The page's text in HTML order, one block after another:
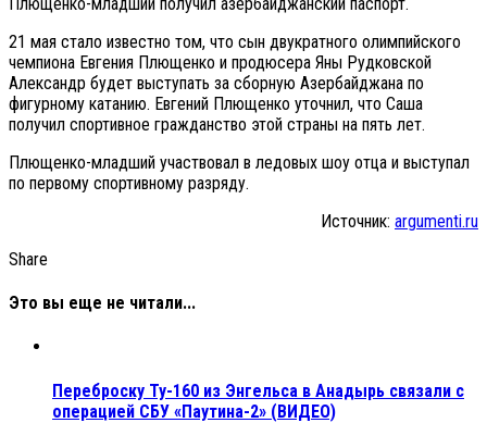
21 мая стало известно том, что сын двукратного олимпийского
чемпиона Евгения Плющенко и продюсера Яны Рудковской
Александр будет выступать за сборную Азербайджана по
фигурному катанию. Евгений Плющенко уточнил, что Саша
получил спортивное гражданство этой страны на пять лет.
Плющенко-младший участвовал в ледовых шоу отца и выступал
по первому спортивному разряду.
Источник: argumenti.ru
Share
Это вы еще не читали...
Переброску Ту-160 из Энгельса в Анадырь связали с
операцией СБУ «Паутина-2» (ВИДЕО)